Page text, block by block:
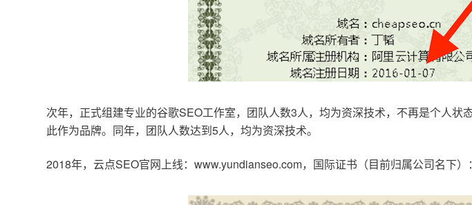
次年，正式组建专业的谷歌SEO工作室，团队人数3人，均为资深技术，不再是个人
此作为品牌。同年，团队人数达到5人，均为资深技术。
2018年，云点SEO官网上线：www.yundianseo.com，国际证书（目前归属公司名下）：